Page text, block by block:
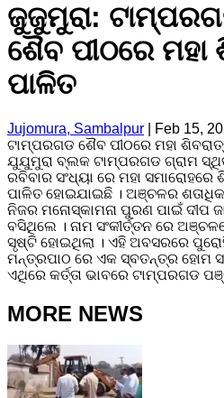
ଜୁଜୁମୁରା:
ଶୈବ ପୀଠରେ ମହା
ପାଳିତ
Jujomura, Sambalpur
Feb 15,
ଟାମ୍ପରଗଡ ଶୈବ ପୀଠରେ ମହା
ଯୁଯୁମୁରା ବ୍ଲକ ଟାମ୍ପରଗଡ ଗ୍ରାମ
ରବିବାର ସଂଧ୍ୟା ରେ ମହା ସମାରୋହରେ
ପାଳିତ ହୋଇଯାଇଛି ।‌ ଅଞ୍ଚଳର
ନିଜର ମନୋସ୍କାମନା ପୁରଣ ପାଇଁ ଦୀପ
ବସିଥିଲେ । ନାମ ସଂକୀର୍ତ୍ତନ ରେ
ସୃଷ୍ଟି ହୋଇଥିଲା ।‌ ଏହି ଅବସରରେ
ମନ୍ତ୍ରପାଠ ରେ ଏକ ସ୍ବତନ୍ତ୍ର ହୋମ ସ‌ହ
ଏଥିରେ କର୍ତ୍ତା ଭାବରେ ଟାମ୍ପରଗଡ
MORE NEWS